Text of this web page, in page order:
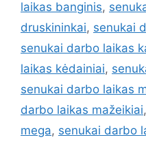
laikas banginis,
druskininkai, senukai
senukai darbo laikas
laikas kėdainiai,
senukai darbo laikas
darbo laikas mažeikiai,
mega, senukai darbo